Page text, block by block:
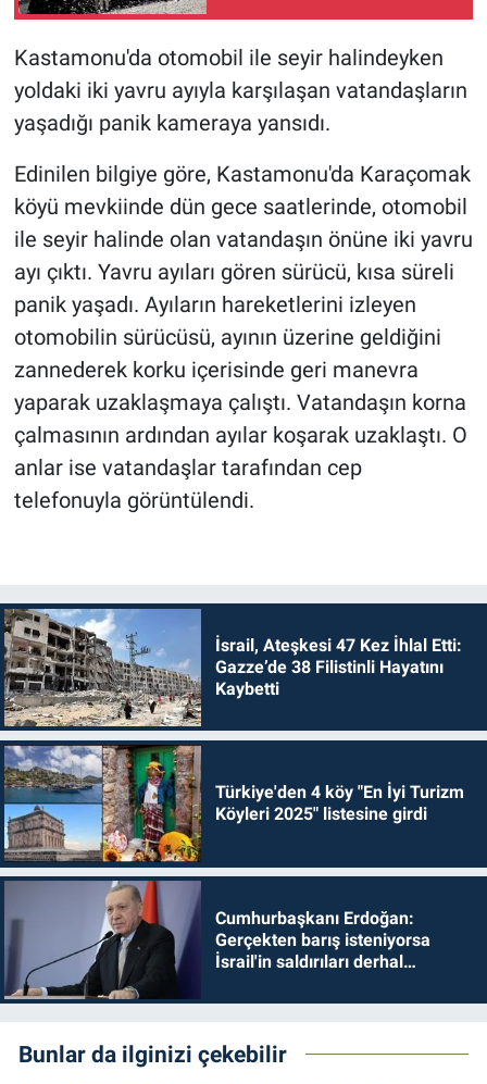
Kastamonu'da otomobil ile seyir halindeyken
yoldaki iki yavru ayıyla karşılaşan vatandaşların
yaşadığı panik kameraya yansıdı.
Edinilen bilgiye göre, Kastamonu'da Karaçomak
köyü mevkiinde dün gece saatlerinde, otomobil
ile seyir halinde olan vatandaşın önüne iki yavru
ayı çıktı. Yavru ayıları gören sürücü, kısa süreli
panik yaşadı. Ayıların hareketlerini izleyen
otomobilin sürücüsü, ayının üzerine geldiğini
zannederek korku içerisinde geri manevra
yaparak uzaklaşmaya çalıştı. Vatandaşın korna
çalmasının ardından ayılar koşarak uzaklaştı. O
anlar ise vatandaşlar tarafından cep
telefonuyla görüntülendi.
İsrail, Ateşkesi 47 Kez İhlal Etti:
Gazze’de 38 Filistinli Hayatını
Kaybetti
Türkiye'den 4 köy "En İyi Turizm
Köyleri 2025" listesine girdi
Cumhurbaşkanı Erdoğan:
Gerçekten barış isteniyorsa
İsrail'in saldırıları derhal
Bunlar da ilginizi çekebilir